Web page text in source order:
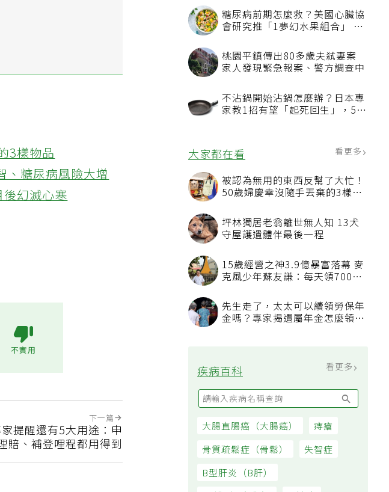
糖尿病前期怎麼救？美國心臟協
會研究推「1夢幻水果組合」 酪
桃園平鎮傳出80多歲夫弒妻案
家人發現緊急報案、警方調查中
不沾鍋開始沾鍋怎麼辦？日本專
家教1招有望「起死回生」，5情
大家都在看
被認為無用的東西反幫了大忙！
50歲婦慶幸沒隨手丟棄的3樣物
坪林獨居老翁離世無人知 13犬
守屋護遺體伴最後一程
15歲經營之神3.9億暴富落幕 麥
克風少年蘇友謙：每天領700元
過日子
先生走了，太太可以續領勞保年
疾病百科
3樣物品
、糖尿病風險大增
幻滅心寒
下一篇
提醒還有5大用途：申
賠、補登哩程都用得到